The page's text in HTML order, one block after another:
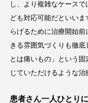
し、より複雑なケース
ども対応可能だといい
らげるために治療開始
きる雰囲気づくりも徹
とは痛いもの」という
じていただけるような治
患者さん一人ひとり